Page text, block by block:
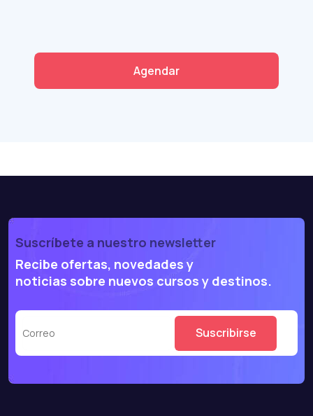
Agendar
Suscríbete a nuestro newsletter
Recibe ofertas, novedades y
noticias sobre nuevos cursos y destinos.